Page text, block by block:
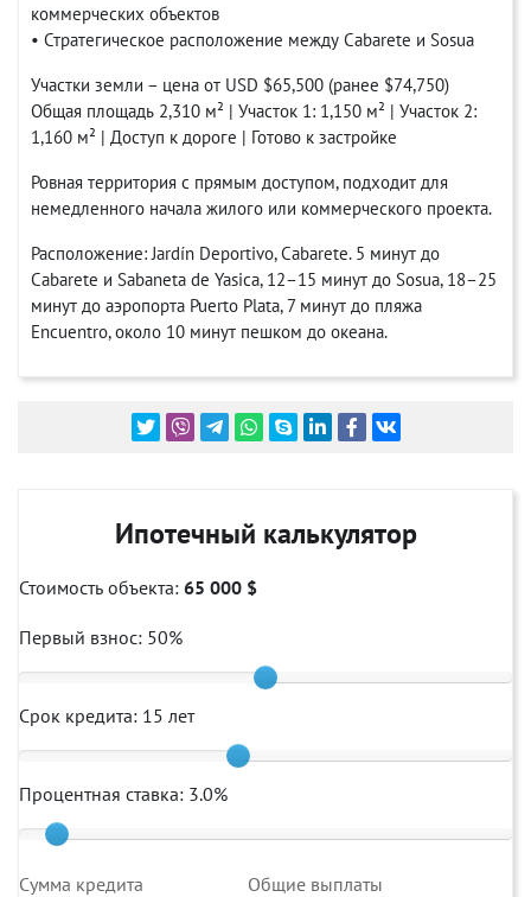
коммерческих объектов
• Стратегическое расположение между Cabarete и Sosua
Участки земли – цена от USD $65,500 (ранее $74,750)
Общая площадь 2,310 м² | Участок 1: 1,150 м² | Участок 2:
1,160 м² | Доступ к дороге | Готово к застройке
Ровная территория с прямым доступом, подходит для
немедленного начала жилого или коммерческого проекта.
Расположение: Jardín Deportivo, Cabarete. 5 минут до
Cabarete и Sabaneta de Yasica, 12–15 минут до Sosua, 18–25
минут до аэропорта Puerto Plata, 7 минут до пляжа
Encuentro, около 10 минут пешком до океана.
Ипотечный калькулятор
Стоимость объекта: 65 000 $
Первый взнос: 50%
Срок кредита: 15 лет
Процентная ставка: 3.0%
Cумма кредита Общие выплаты